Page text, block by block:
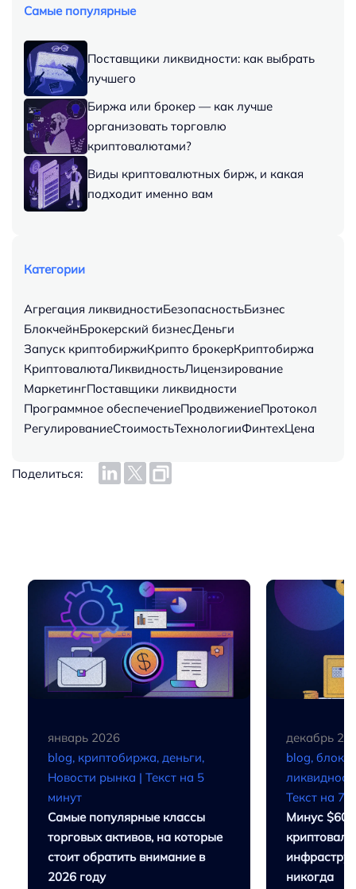
Самые популярные
Поставщики ликвидности: как выбрать
лучшего
Биржа или брокер — как лучше
организовать торговлю
криптовалютами?
Виды криптовалютных бирж, и какая
подходит именно вам
Категории
агрегация ликвидности безопасность бизнес
блокчейн
брокерский бизнес
деньги
запуск криптобиржи
крипто брокер криптобиржа
криптовалюта
ликвидность
лицензирование
маркетинг поставщики ликвидности
программное обеспечение
продвижение
протокол
регулирование стоимость технологии финтех цена
Поделиться:
январь 2026
blog, криптобиржа, деньги,
Новости рынка | Текст на 5
минут
Самые популярные классы
торговых активов, на которые
стоит обратить внимание в
2026 году
декабрь
blog,
Текст на 7
Минус
никогда